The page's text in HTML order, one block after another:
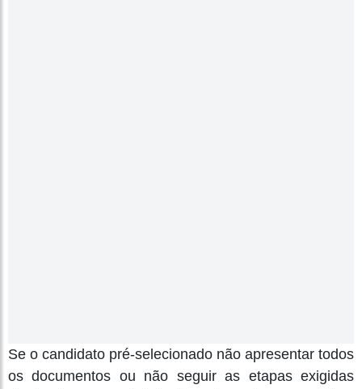
Se o candidato pré-selecionado não apresentar todos
os documentos ou não seguir as etapas exigidas